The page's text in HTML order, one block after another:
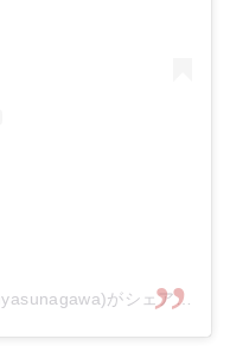
砂川脩弥 すながわ しゅうや(@syuyasunagawa)がシェアした投稿